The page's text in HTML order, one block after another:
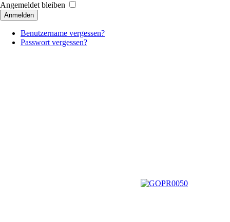
Angemeldet bleiben
Anmelden
Benutzername vergessen?
Passwort vergessen?